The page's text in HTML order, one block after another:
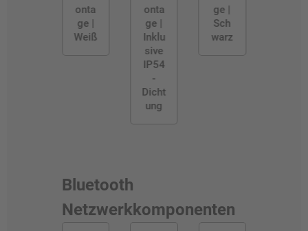
onta
ge |
Weiß
onta
ge |
Inklu
sive
IP54
-
Dicht
ung
ge |
Sch
warz
Bluetooth
Netzwerkkomponenten